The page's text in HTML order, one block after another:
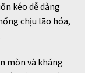
kéo dễ dàng
chịu lão hóa,
mòn và kháng